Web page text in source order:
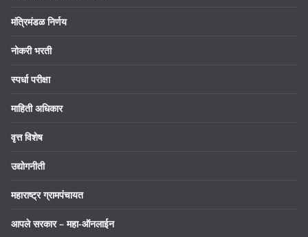
मंत्रिमंडळ निर्णय
नोकरी भरती
स्पर्धा परीक्षा
माहिती अधिकार
वृत्त विशेष
उद्योगनीती
महाराष्ट्र ग्रामपंचायत
आपले सरकार – महा-ऑनलाईन